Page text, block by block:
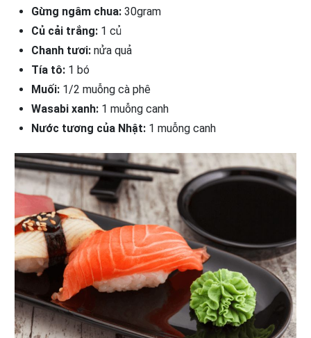
Gừng ngâm chua: 30gram
Củ cải trắng: 1 củ
Chanh tươi: nửa quả
Tía tô: 1 bó
Muối: 1/2 muỗng cà phê
Wasabi xanh: 1 muỗng canh
Nước tương của Nhật: 1 muỗng canh